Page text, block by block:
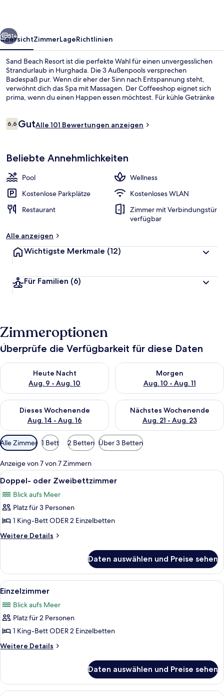
Weiter
51+
ÜbersichtZimmerLageRichtlinien
Sand Beach Resort ist die perfekte Wahl für einen unvergesslichen
Strandurlaub in Hurghada. Die 3 Außenpools versprechen
Badespaß pur. Wenn dir eher der Sinn nach Entspannung steht,
verwöhnt dich das Spa mit Massagen. Der Coffeeshop eignet sich
prima, wenn du einen Happen essen möchtest. Für kühle Getränke
Bewertungen
6,66,6 von 10.
GutAlle 101 Bewertungen anzeigen
Beliebte Annehmlichkeiten
Pool
Wellness
Kostenlose Parkplätze
Kostenloses WLAN
Restaurant
Zimmer mit Verbindungstür
verfügbar
Alle anzeigen
Wichtigste Merkmale (12)
Für Familien (6)
Zimmeroptionen
Überprüfe die Verfügbarkeit für diese Daten
Heute Nacht
Aug. 9 - Aug. 10
Überprüfe die Verfügbarkeit für heute Nacht, Aug. 9 - Aug.
Morgen
Aug. 10 - Aug. 11
Überprüfe die Verfügbarkeit
Dieses Wochenende
Aug. 14 - Aug. 16
Überprüfe die Verfügbarkeit für dieses Wochenende, Aug. 14
Nächstes Wochenende
Aug. 21 - Aug. 23
Überprüfe die Verfügbarkeit
Verfügbare
Filter
für
Zimmer
Alle Zimmer 1 Bett 2 Betten Über 3 Betten
Anzeige von 7 von 7 Zimmern
Alle
Fotos
für
Doppel-
oder
Zweibettzimmer
Ein Schlafzimmer mit einem Holz-
18
Doppel- oder Zweibettzimmer
Blick aufs Meer
Platz für 3 Personen
1 King-Bett ODER 2 Einzelbetten
Weitere Details
Weitere
oder
Zweibettzimmer
Daten auswählen und Preise sehen
Alle
Fotos
für
Einzelzimmer
anzeigen
Ein Schlafzimmer mit einem Holz-
17
Einzelzimmer
Blick aufs Meer
Platz für 2 Personen
1 King-Bett ODER 2 Einzelbetten
Weitere Details
Weitere
Daten auswählen und Preise sehen
Eine Hotelhalle mit einer Marmor-